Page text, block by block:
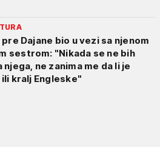
Dajane bio u vezi sa njenom
sestrom: "Nikada se ne bih
njega, ne zanima me da li je
kralj Engleske"